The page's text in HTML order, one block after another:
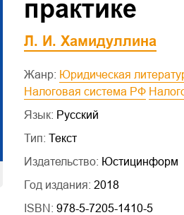
практике
Л. И. Хамидуллина
Жанр: Юридическая
Налоговая система РФ
Язык: Русский
Тип: Текст
Издательство: Юстицинформ
Год издания: 2018
ISBN: 978-5-7205-1410-5